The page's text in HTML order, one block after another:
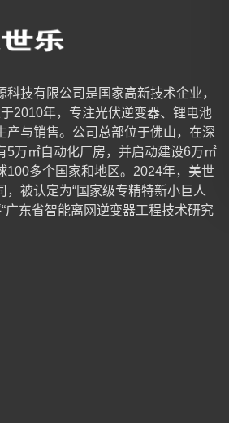
科技有限公司是国家高新技术企业，
2010年，专注光伏逆变器、锂电池
产与销售。公司总部位于佛山，在深
5万㎡自动化厂房，并启动建设6万㎡
100多个国家和地区。2024年，美世
，被认定为“国家级专精特新小巨人
广东省智能离网逆变器工程技术研究